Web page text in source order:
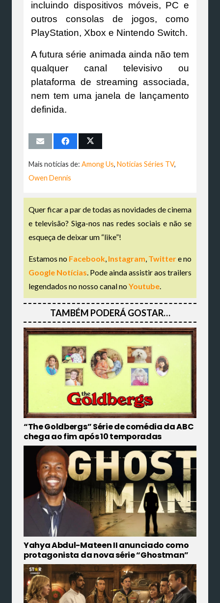
incluindo dispositivos móveis, PC e
outros consolas de jogos, como
PlayStation, Xbox e Nintendo Switch.
A futura série animada ainda não tem
qualquer canal televisivo ou
plataforma de streaming associada,
nem tem uma janela de lançamento
definida.
Mais notícias de: Among Us, Noticias Séries TV,
Owen Dennis
Quer ficar a par de todas as novidades de cinema
e televisão? Siga-nos nas redes sociais e não se
esqueça de deixar um “like”!
Estamos no Facebook, Instagram, Twittere no
Google Notícias. Pode ainda assistir aos trailers
legendados no nosso canal noYoutube.
TAMBÉM PODERÁ GOSTAR…
“The Goldbergs” Série de comédia da ABC
chega ao fim após 10 temporadas
Yahya Abdul-Mateen II anunciado como
protagonista da nova série “Ghostman”